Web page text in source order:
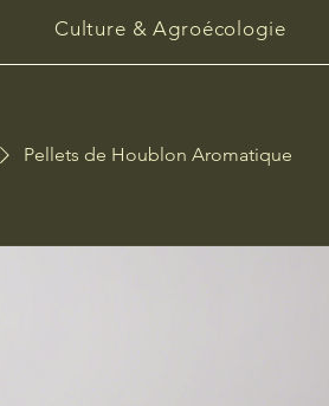
Culture & Agroécologie
Pellets de Houblon Aromatique